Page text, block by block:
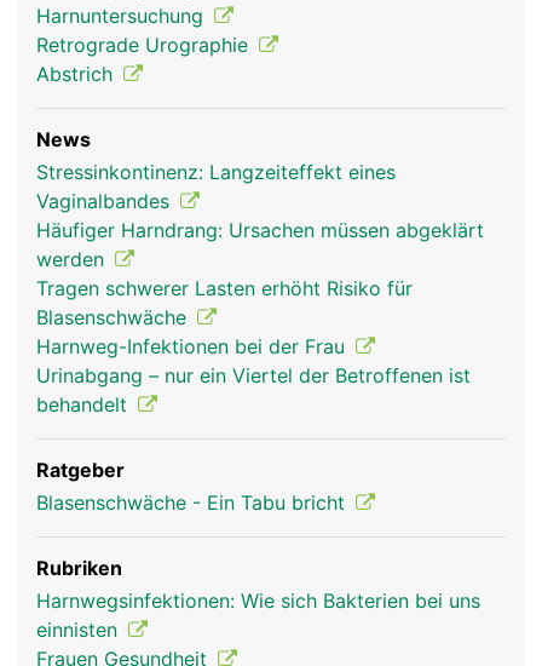
Harnuntersuchung
Retrograde Urographie
Abstrich
News
Stressinkontinenz: Langzeiteffekt eines
Vaginalbandes
Häufiger Harndrang: Ursachen müssen abgeklärt
werden
Tragen schwerer Lasten erhöht Risiko für
Blasenschwäche
Harnweg-Infektionen bei der Frau
Urinabgang – nur ein Viertel der Betroffenen ist
behandelt
Ratgeber
Blasenschwäche - Ein Tabu bricht
Rubriken
Harnwegsinfektionen: Wie sich Bakterien bei uns
einnisten
Frauen Gesundheit